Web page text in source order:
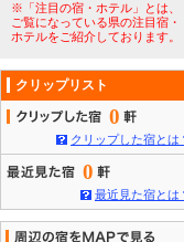
※「注目の宿・ホテル」とは、
ご覧になっている県の注目宿・
ホテルをご紹介しております。
クリップリスト
0
クリップした宿とは
0
最近見た宿とは